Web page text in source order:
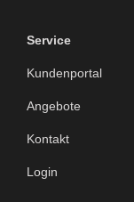
Service
Kundenportal
Angebote
Kontakt
Login